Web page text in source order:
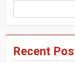
Recent